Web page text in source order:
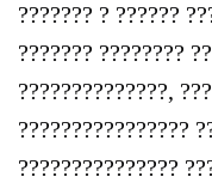
??????? ? ??‌????
??????? ????????
??????????????,
????????????????
???????????????